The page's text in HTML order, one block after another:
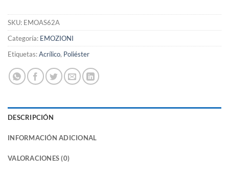
SKU: EMOAS62A
Categoría: EMOZIONI
Etiquetas:Acrílico, Poliéster
DESCRIPCIÓN
INFORMACIÓN ADICIONAL
VALORACIONES (0)